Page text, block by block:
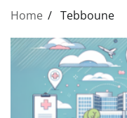
Home Tebboune